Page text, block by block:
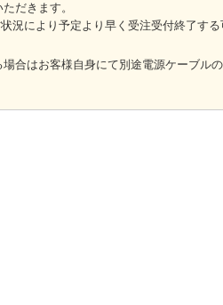
だきます。
により予定より早く受注受付終了する
合はお客様自身にて別途電源ケーブル